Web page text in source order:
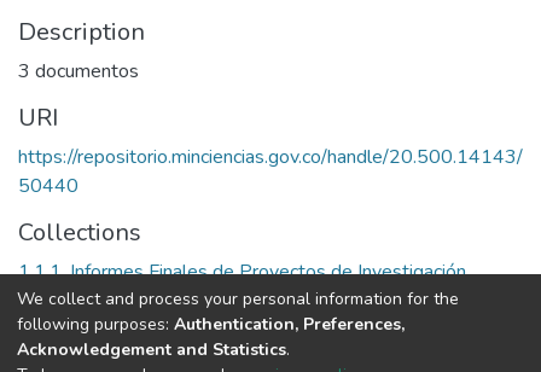
Description
3 documentos
URI
https://repositorio.minciencias.gov.co/handle/20.500.14143/
50440
Collections
1.1.1. Informes Finales de Proyectos de Investigación
Full item page
We collect and process your personal information for the
following purposes: Authentication, Preferences,
Acknowledgement and Statistics.